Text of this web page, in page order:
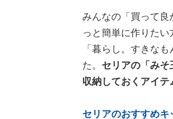
みんなの「買って良
っと簡単に作りた
「暮らし。すきな
た。 セリアの「みそ
収納しておくアイテ
セリアのおすすめキ